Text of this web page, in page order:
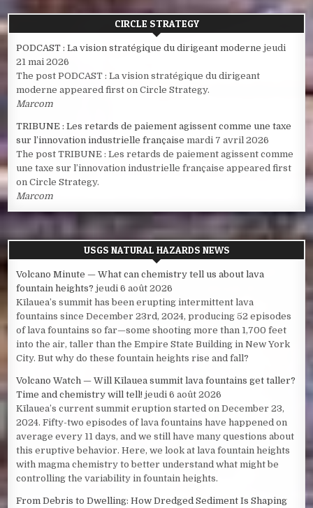
CIRCLE STRATEGY
PODCAST : La vision stratégique du dirigeant moderne jeudi
21 mai 2026
The post PODCAST : La vision stratégique du dirigeant
moderne appeared first on Circle Strategy.
Marcom
TRIBUNE : Les retards de paiement agissent comme une taxe
sur l’innovation industrielle française mardi 7 avril 2026
The post TRIBUNE : Les retards de paiement agissent comme
une taxe sur l’innovation industrielle française appeared first
on Circle Strategy.
Marcom
USGS NATURAL HAZARDS NEWS
Volcano Minute — What can chemistry tell us about lava
fountain heights? jeudi 6 août 2026
Kīlauea’s summit has been erupting intermittent lava
fountains since December 23rd, 2024, producing 52 episodes
of lava fountains so far—some shooting more than 1,700 feet
into the air, taller than the Empire State Building in New York
City. But why do these fountain heights rise and fall?
Volcano Watch — Will Kīlauea summit lava fountains get taller?
Time and chemistry will tell! jeudi 6 août 2026
Kīlauea’s current summit eruption started on December 23,
2024. Fifty-two episodes of lava fountains have happened on
average every 11 days, and we still have many questions about
this eruptive behavior. Here, we look at lava fountain heights
with magma chemistry to better understand what might be
controlling the variability in fountain heights.
From Debris to Dwelling: How Dredged Sediment Is Shaping